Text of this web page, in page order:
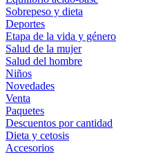
Sobrepeso y dieta
Deportes
Etapa de la vida y género
Salud de la mujer
Salud del hombre
Niños
Novedades
Venta
Paquetes
Descuentos por cantidad
Dieta y cetosis
Accesorios